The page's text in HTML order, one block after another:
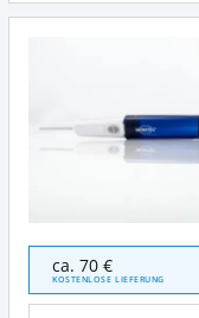
MEWATEC
Travelet
2.0
ca. 70 €
KOSTENLOSE LIEFERUNG